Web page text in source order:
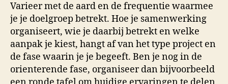
Varieer met de aard en de frequentie waarmee
je je doelgroep betrekt. Hoe je samenwerking
organiseert, wie je daarbij betrekt en welke
aanpak je kiest, hangt af van het type project en
de fase waarin je je begeeft. Ben je nog in de
orienterende fase, organiseer dan bijvoorbeeld